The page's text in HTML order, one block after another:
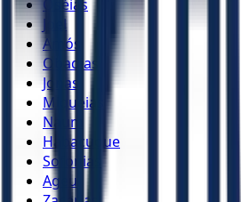
Oséias
Joel
Amós
Obadias
Jonas
Miquéias
Naum
Habacuque
Sofonias
Ageu